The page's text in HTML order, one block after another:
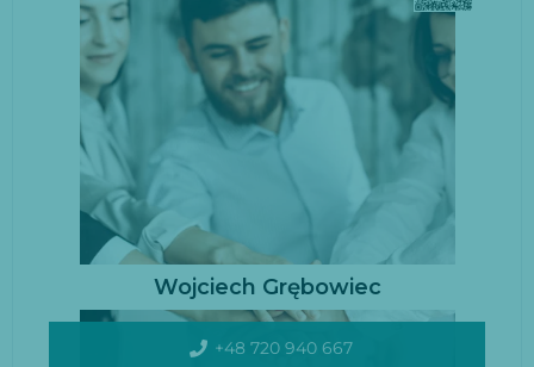
Wojciech Grębowiec
+48 720 940 667